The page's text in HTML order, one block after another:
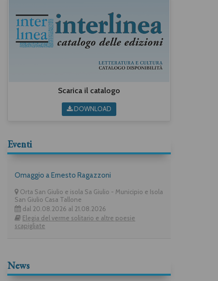
Scarica il catalogo
DOWNLOAD
Eventi
Omaggio a Ernesto Ragazzoni
Orta San Giulio e isola Sa Giulio - Municipio e Isola
San Giulio Casa Tallone
dal 20.08.2026 al 21.08.2026
Elegia del verme solitario e altre poesie
scapigliate
News